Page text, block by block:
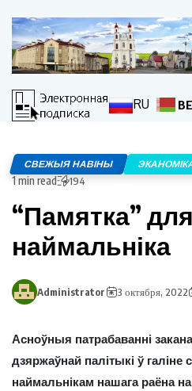
RU BE
СВЕЖЫЯ НАВІНЫ
1 min read 194
“Памятка” для
наймальніка
Administrator 3 октября, 2022
Асноўныя патрабаванні
дзяржаўнай палітыкі ў галіне
наймальнікам нашага раёна